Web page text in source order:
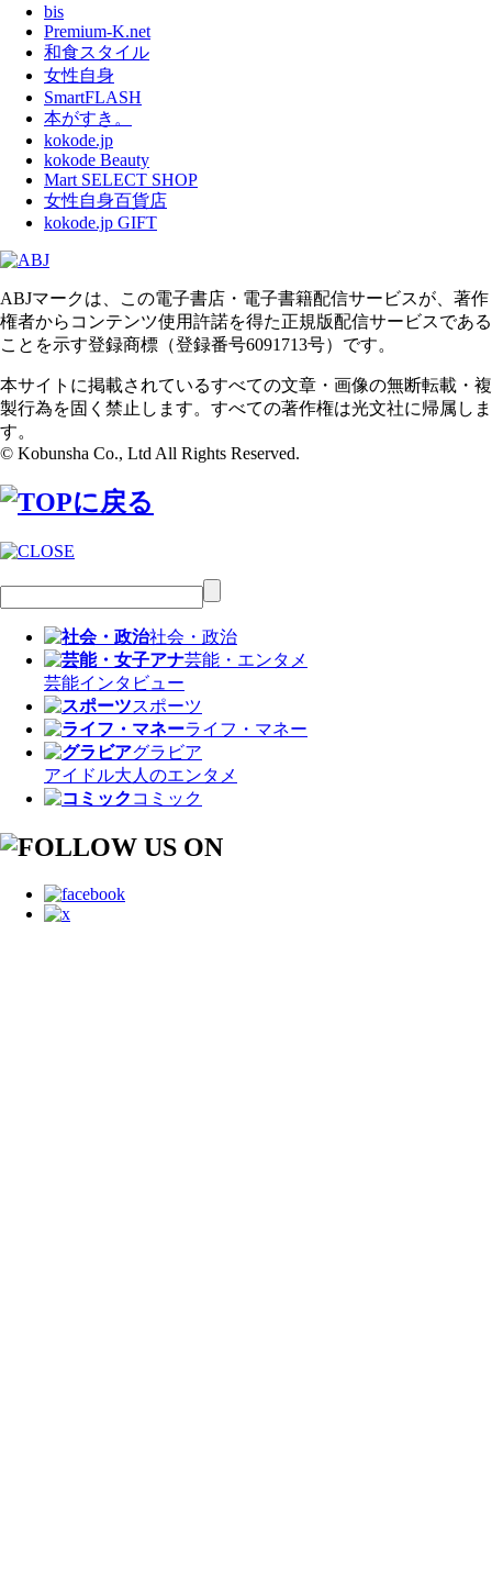
bis
Premium-K.net
和食スタイル
女性自身
SmartFLASH
本がすき。
kokode.jp
kokode Beauty
Mart SELECT SHOP
女性自身百貨店
kokode.jp GIFT
ABJマークは、この電子書店・電子書籍配信サービスが、著作
権者からコンテンツ使用許諾を得た正規版配信サービスである
ことを示す登録商標（登録番号6091713号）です。
本サイトに掲載されているすべての文章・画像の無断転載・複
製行為を固く禁止します。すべての著作権は光文社に帰属しま
す。
© Kobunsha Co., Ltd All Rights Reserved.
社会・政治
芸能・エンタメ
芸能インタビュー
スポーツ
ライフ・マネー
グラビア
アイドル大人のエンタメ
コミック